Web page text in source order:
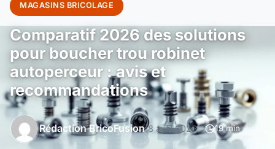
MAGASINS BRICOLAGE
Comparatif 2026 des solutions
pour boucher trou robinet
autoperceur : avis et
recommandations
Rédaction BricoFusion 8 avril 2026 19 min